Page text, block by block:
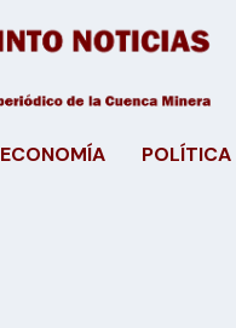
ECONOMÍA POLÍTICA